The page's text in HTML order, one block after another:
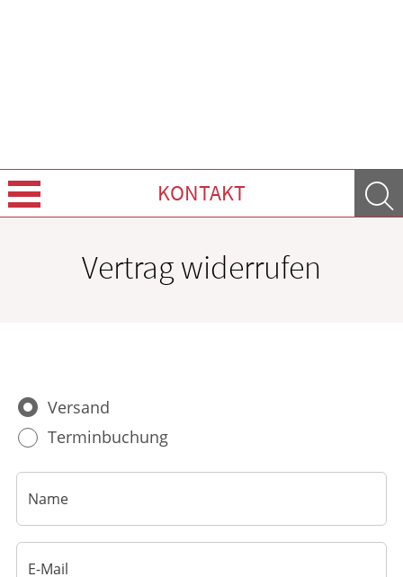
KONTAKT
HOMÖOPATHIE
GESUND IM ALTER
Vertrag widerrufen
Versand
Terminbuchung